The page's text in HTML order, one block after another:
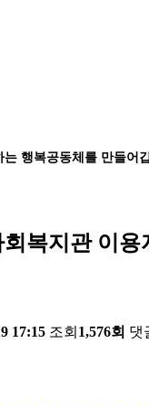
행복공동체를 만들어
회복지관 이
17:15 조회 1,576회 댓